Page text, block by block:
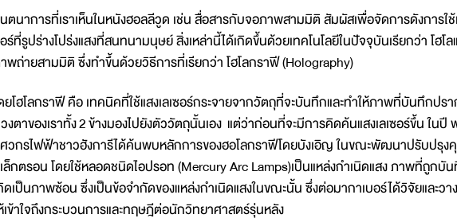
ตนาการที่เราเห็นในหนังฮอลลีวูด เช่น สื่อสารกับจอภาพสามมิติ สัมผัสเพื่อจัดการดังการใช้
ร์ที่รูปร่างโปร่งแสงที่สนทนามนุษย์ สิ่งเหล่านี้ได้เกิดขึ้นด้วยเทคโนโลยีในปัจจุบันเรียกว่า โฮโ
พถ่ายสามมิติ ซึ่งทำขึ้นด้วยวิธีการที่เรียกว่า โฮโลกราฟี (Holography)
ยโฮโลกราฟี คือ เทคนิคที่ใช้แสงเลเซอร์กระจายจากวัตถุที่จะบันทึกและทำให้ภาพที่บันทึกป
งตาของเราทั้ง 2 ข้างมองไปยังตัววัตถุนั้นเอง แต่ว่าก่อนที่จะมีการคิดค้นแสงเลเซอร์ขึ้น ใน
วกรไฟฟ้าชาวฮังการีได้ค้นพบหลักการของฮอโลกราฟีโดยบังเอิญ ในขณะพัฒนาปรับปรุ
ล็กตรอน โดยใช้หลอดชนิดไอปรอท (Mercury Arc Lamps)เป็นแหล่งกำเนิดแสง ภาพที่ถูก
ดเป็นภาพซ้อน ซึ่งเป็นข้อจำกัดของแหล่งกำเนิดแสงในขณะนั้น ซึ่งต่อมากาเบอร์ได้วิจัยและวา
เข้าใจถึงกระบวนการและทฤษฎีต่อนักวิทยาศาสตร์รุ่นหลัง